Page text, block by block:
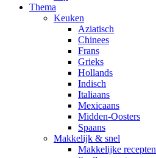
Thema
Keuken
Aziatisch
Chinees
Frans
Grieks
Hollands
Indisch
Italiaans
Mexicaans
Midden-Oosters
Spaans
Makkelijk & snel
Makkelijke recepten